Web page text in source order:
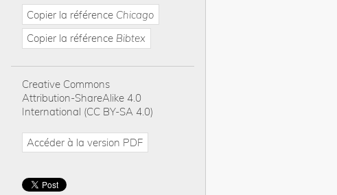
Copier la référence Chicago
Copier la référence Bibtex
Creative Commons
Attribution-ShareAlike 4.0
International (CC BY-SA 4.0)
Accéder à la version PDF